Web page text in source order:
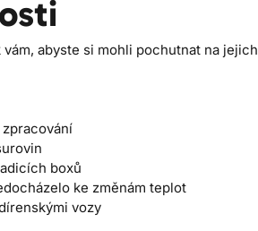
abyste si mohli pochutnat na jejich
boxů
ke změnám teplot
vozy